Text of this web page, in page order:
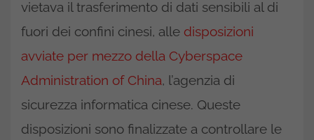
vietava il trasferimento di dati sensibili al di
fuori dei confini cinesi, alle disposizioni
avviate per mezzo della Cyberspace
Administration of China, l’agenzia di
sicurezza informatica cinese. Queste
disposizioni sono finalizzate a controllare le